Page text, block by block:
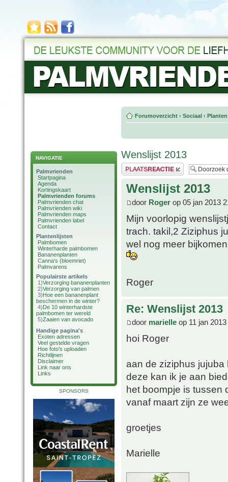
NAVIGATIE
Palmvrienden
Startpagina
Agenda
Kortingskaart
Palmvrienden forums
Palmvrienden chat
Palmvrienden wiki
Palmvrienden maps
Palmvrienden label
Contact
Plantenlijsten
Palmbomen
Winterharde palmbomen
Bananenplanten
Canna's (bloemriet)
Palmvarens
Populairste artikels
1)Verzorging bananenplanten
2)Verzorging van palmen
3)Hoe een bananenplant
beschermen in de winter?
4)De 10 winterhardste
palmbomen ter wereld
5)Zaaien van avocado
Handige pagina's
Exoten adressen
Veel gestelde vragen
Hoe foto's uploaden
Richtlijnen
Disclaimer
Link naar ons
Links
SPONSORS
Forumoverzicht ‹ Sociaal ‹
Wenslijst 2013
Plaats een reactie
Wenslijst 2013
door Roger op 05 jan 2013
Mijn voorlopig
trach. takil,2 Ziziphus
wel nog meer
Roger
Re: Wenslijst 2013
door marielle op 11 jan
hoi Roger
aan de ziziphus jujuba
deze kan ik je aan
het boompje is tussen
vanaf maart zijn ze
groetjes
Marielle